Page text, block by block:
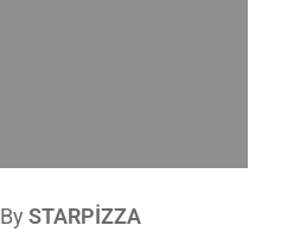
By STARPIZZA